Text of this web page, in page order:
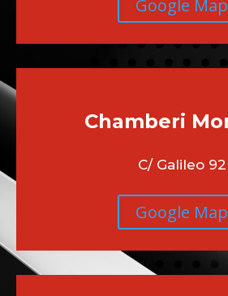
Google Map
Chamberi
C/ Galileo 92
Google Map